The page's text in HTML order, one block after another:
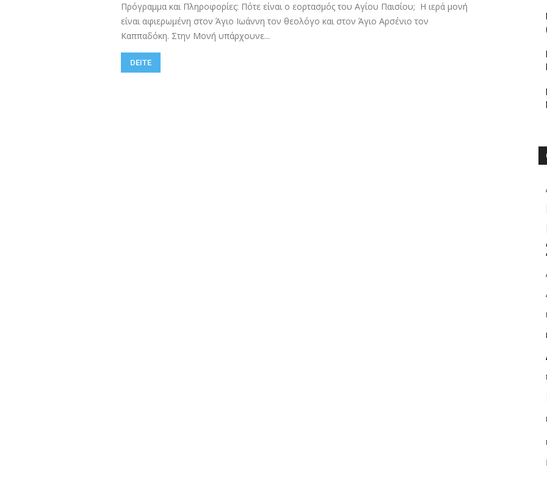
Πρόγραμμα και Πληροφορίες: Πότε είναι ο εορτασμός του Αγίου Παισίου; Η ιερά μονή
είναι αφιερωμένη στον Άγιο Ιωάννη τον θεολόγο και στον Άγιο Αρσένιο τον
Καππαδόκη. Στην Μονή υπάρχουνε...
DEITE